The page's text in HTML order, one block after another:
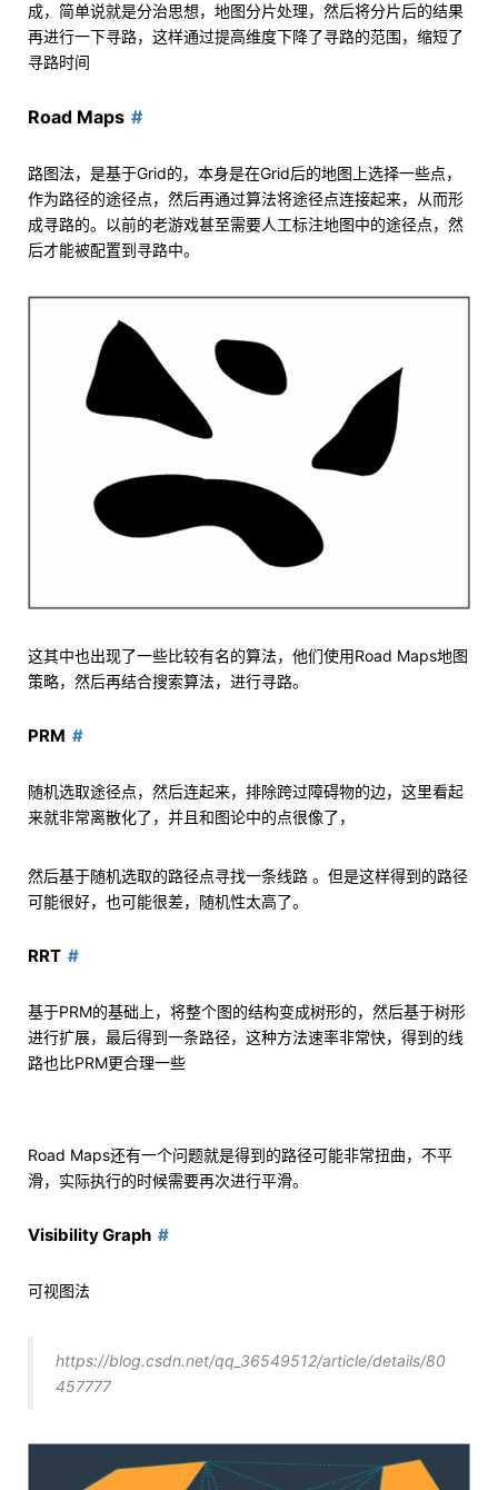
成，简单说就是分治思想，地图分片处理，然后将分片后的结果
再进行一下寻路，这样通过提高维度下降了寻路的范围，缩短了
寻路时间
Road Maps
路图法，是基于Grid的，本身是在Grid后的地图上选择一些点，
作为路径的途径点，然后再通过算法将途径点连接起来，从而形
成寻路的。以前的老游戏甚至需要人工标注地图中的途径点，然
后才能被配置到寻路中。
这其中也出现了一些比较有名的算法，他们使用Road Maps地图
策略，然后再结合搜索算法，进行寻路。
PRM
随机选取途径点，然后连起来，排除跨过障碍物的边，这里看起
来就非常离散化了，并且和图论中的点很像了，
然后基于随机选取的路径点寻找一条线路 。但是这样得到的路径
可能很好，也可能很差，随机性太高了。
RRT
基于PRM的基础上，将整个图的结构变成树形的，然后基于树形
进行扩展，最后得到一条路径，这种方法速率非常快，得到的线
路也比PRM更合理一些
Road Maps还有一个问题就是得到的路径可能非常扭曲，不平
滑，实际执行的时候需要再次进行平滑。
Visibility Graph
可视图法
https://blog.csdn.net/qq_36549512/article/details/80
457777